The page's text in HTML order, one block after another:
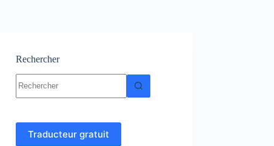
Rechercher
résultat
Traducteur gratuit